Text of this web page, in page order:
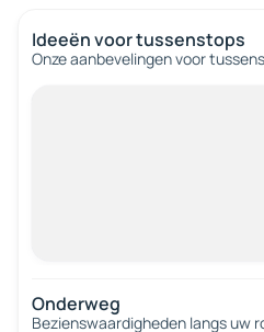
Ideeën voor tussenstops
Onze aanbevelingen voor
Onderweg
Bezienswaardigheden langs uw